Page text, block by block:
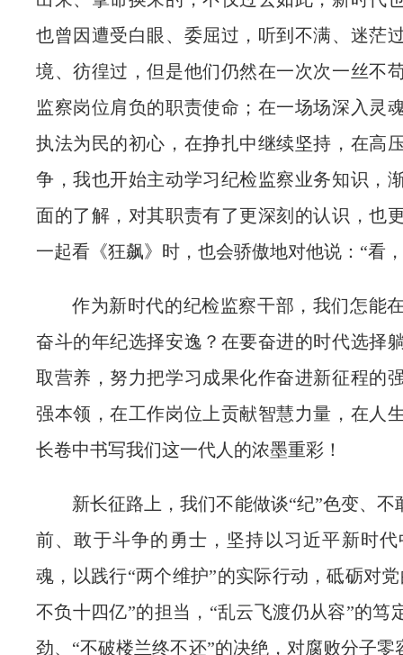
也曾因遭受白眼、委屈过，听到不满、迷茫
境、彷徨过，但是他们仍然在一次次一丝不
监察岗位肩负的职责使命；在一场场深入灵
执法为民的初心，在挣扎中继续坚持，在高
争，我也开始主动学习纪检监察业务知识，
面的了解，对其职责有了更深刻的认识，也
一起看《狂飙》时，也会骄傲地对他说：“看
作为新时代的纪检监察干部，我们怎能
奋斗的年纪选择安逸？在要奋进的时代选择
取营养，努力把学习成果化作奋进新征程的
强本领，在工作岗位上贡献智慧力量，在人
长卷中书写我们这一代人的浓墨重彩！
新长征路上，我们不能做谈“纪”色变、
前、敢于斗争的勇士，坚持以习近平新时
魂，以践行“两个维护”的实际行动，砥砺对
不负十四亿”的担当，“乱云飞渡仍从容”的笃
劲、“不破楼兰终不还”的决绝，对腐败分子